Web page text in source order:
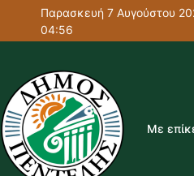
Παρασκευή 7 Αυγούστου
04:56
Με